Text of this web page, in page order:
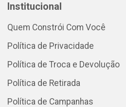
Institucional
Quem Constrói Com Você
Política de Privacidade
Política de Troca e Devolução
Política de Retirada
Política de Campanhas